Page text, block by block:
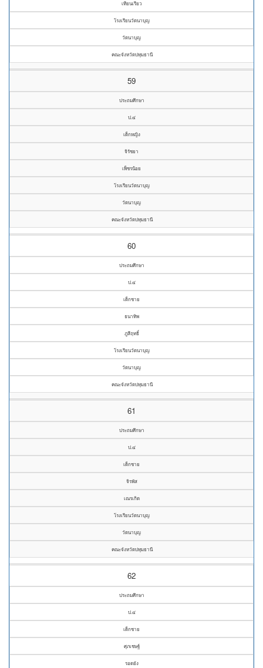
เทียนเรียว
โรงเรียนวัดนาบุญ
วัดนาบุญ
คณะจังหวัดปทุมธานี
59
ประถมศึกษา
ป.๔
เด็กหญิง
จิรัชยา
เพ็ชรน้อย
โรงเรียนวัดนาบุญ
วัดนาบุญ
คณะจังหวัดปทุมธานี
60
ประถมศึกษา
ป.๔
เด็กชาย
ธนาทิพ
ภูสีฤทธิ์
โรงเรียนวัดนาบุญ
วัดนาบุญ
คณะจังหวัดปทุมธานี
61
ประถมศึกษา
ป.๔
เด็กชาย
จิรพัส
เณรเกิด
โรงเรียนวัดนาบุญ
วัดนาบุญ
คณะจังหวัดปทุมธานี
62
ประถมศึกษา
ป.๔
เด็กชาย
ศุภเชษฐ์
รอดยัง